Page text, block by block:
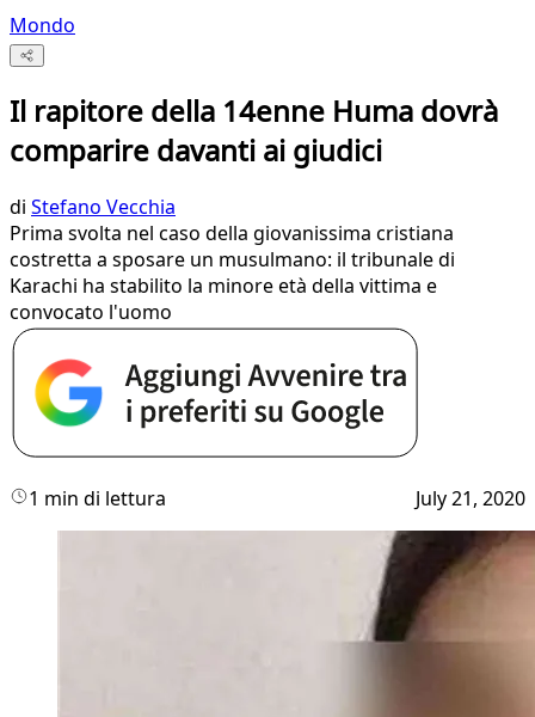
Mondo
Il rapitore della 14enne Huma dovrà
comparire davanti ai giudici
di Stefano Vecchia
Prima svolta nel caso della giovanissima cristiana
costretta a sposare un musulmano: il tribunale di
Karachi ha stabilito la minore età della vittima e
convocato l'uomo
1 min di lettura July 21, 2020